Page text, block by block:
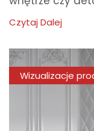
Czytaj Dalej
Wizualizacje